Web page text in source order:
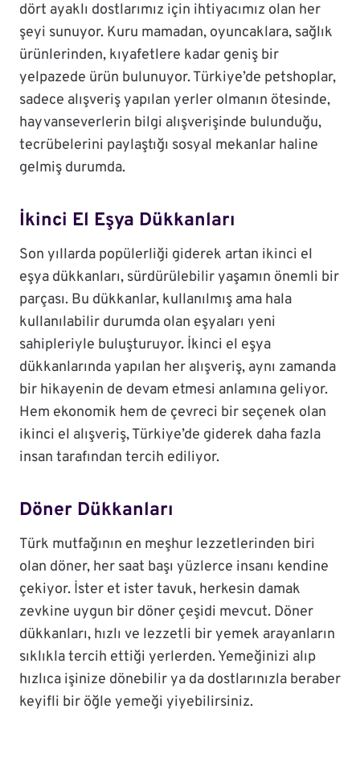
dört ayaklı dostlarımız için ihtiyacımız olan her
şeyi sunuyor. Kuru mamadan, oyuncaklara, sağlık
ürünlerinden, kıyafetlere kadar geniş bir
yelpazede ürün bulunuyor. Türkiye’de petshoplar,
sadece alışveriş yapılan yerler olmanın ötesinde,
hayvanseverlerin bilgi alışverişinde bulunduğu,
tecrübelerini paylaştığı sosyal mekanlar haline
gelmiş durumda.
İkinci El Eşya Dükkanları
Son yıllarda popülerliği giderek artan ikinci el
eşya dükkanları, sürdürülebilir yaşamın önemli bir
parçası. Bu dükkanlar, kullanılmış ama hala
kullanılabilir durumda olan eşyaları yeni
sahipleriyle buluşturuyor. İkinci el eşya
dükkanlarında yapılan her alışveriş, aynı zamanda
bir hikayenin de devam etmesi anlamına geliyor.
Hem ekonomik hem de çevreci bir seçenek olan
ikinci el alışveriş, Türkiye’de giderek daha fazla
insan tarafından tercih ediliyor.
Döner Dükkanları
Türk mutfağının en meşhur lezzetlerinden biri
olan döner, her saat başı yüzlerce insanı kendine
çekiyor. İster et ister tavuk, herkesin damak
zevkine uygun bir döner çeşidi mevcut. Döner
dükkanları, hızlı ve lezzetli bir yemek arayanların
sıklıkla tercih ettiği yerlerden. Yemeğinizi alıp
hızlıca işinize dönebilir ya da dostlarınızla beraber
keyifli bir öğle yemeği yiyebilirsiniz.